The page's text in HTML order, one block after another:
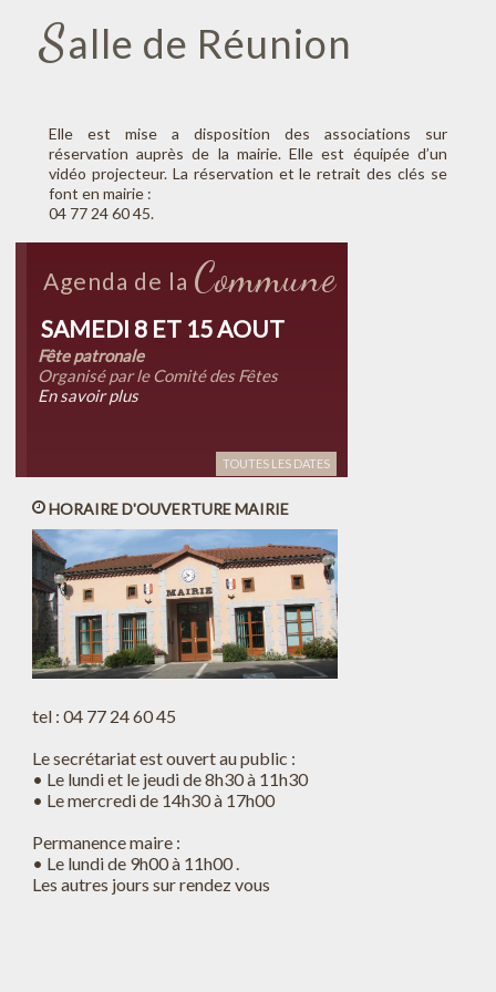
Salle de Réunion
Elle est mise a disposition des associations sur
réservation auprès de la mairie. Elle est équipée d’un
vidéo projecteur. La réservation et le retrait des clés se
font en mairie :
04 77 24 60 45.
Agenda de la Commune
SAMEDI 8 ET 15 AOUT
Fête patronale
Organisé par le Comité des Fêtes
En savoir plus
TOUTES LES DATES
HORAIRE D'OUVERTURE MAIRIE
tel : 04 77 24 60 45
Le secrétariat est ouvert au public :
• Le lundi et le jeudi de 8h30 à 11h30
• Le mercredi de 14h30 à 17h00
Permanence maire :
• Le lundi de 9h00 à 11h00 .
Les autres jours sur rendez vous